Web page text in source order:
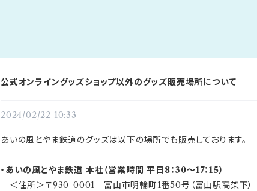
公式オンライングッズショップ以外のグッズ販売場所について
2024/02/22 10:33
あいの風とやま鉄道のグッズは以下の場所でも販売しております。
・あいの風とやま鉄道 本社（営業時間 平日8：30～17：15）
＜住所＞〒930-0001 富山市明輪町1番50号（富山駅高架下）